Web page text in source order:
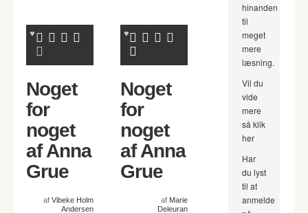
Noget
for
noget
af Anna
Grue
af Vibeke Holm
Andersen
Noget
for
noget
af Anna
Grue
af Marie
Deleuran
hinanden
til
meget
mere
læsning.
Vil du
vide
mere
så klik
her
Har
du lyst
til at
anmelde